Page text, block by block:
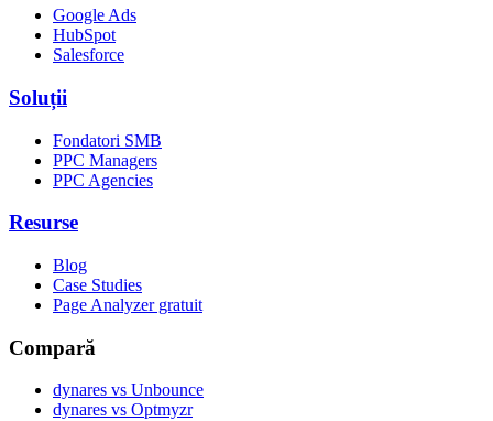
Google Ads
HubSpot
Salesforce
Soluții
Fondatori SMB
PPC Managers
PPC Agencies
Resurse
Blog
Case Studies
Page Analyzer gratuit
Compară
dynares vs Unbounce
dynares vs Optmyzr